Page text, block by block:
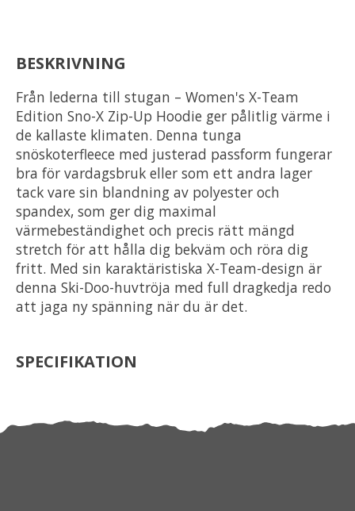
BESKRIVNING
Från lederna till stugan – Women's X-Team
Edition Sno-X Zip-Up Hoodie ger pålitlig värme i
de kallaste klimaten. Denna tunga
snöskoterfleece med justerad passform fungerar
bra för vardagsbruk eller som ett andra lager
tack vare sin blandning av polyester och
spandex, som ger dig maximal
värmebeständighet och precis rätt mängd
stretch för att hålla dig bekväm och röra dig
fritt. Med sin karaktäristiska X-Team-design är
denna Ski-Doo-huvtröja med full dragkedja redo
att jaga ny spänning när du är det.
SPECIFIKATION